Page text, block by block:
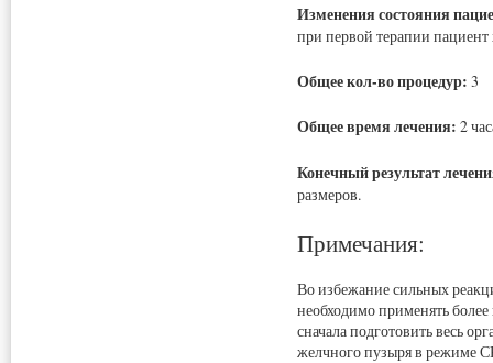
Изменения состояния
при первой терапии
Общее кол-во процедур: 3
Общее время лечения: 2
Конечный результат
размеров.
Примечания:
Во избежание сильных
необходимо применять
сначала подготовить весь
желчного пузыря в